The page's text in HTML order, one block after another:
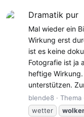
Dramatik pur
Mal wieder ein
Wirkung erst
ist es keine
Fotografie ist ja
heftige
unterstützen.
blende8 Thema
wetter